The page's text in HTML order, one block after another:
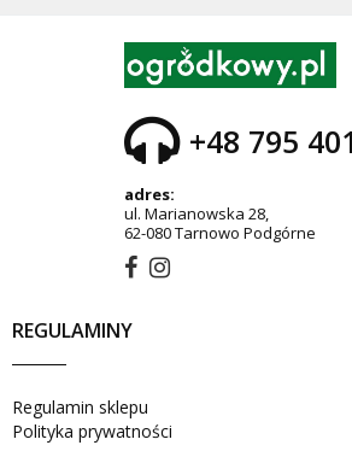
+48 795
adres:
ul. Marianowska 28,
62-080 Tarnowo Podgórne
REGULAMINY
Regulamin sklepu
Polityka prywatności